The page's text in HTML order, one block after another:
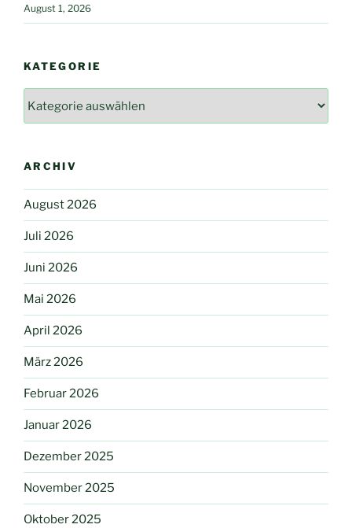
August 1, 2026
KATEGORIE
ARCHIV
August 2026
Juli 2026
Juni 2026
Mai 2026
April 2026
März 2026
Februar 2026
Januar 2026
Dezember 2025
November 2025
Oktober 2025